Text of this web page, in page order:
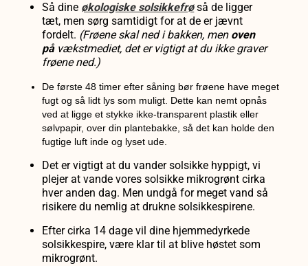
Så dine økologiske solsikkefrøså de ligger
tæt, men sørg samtidigt for at de erjævnt
fordelt. (Frøeneskal ned i bakken, men oven
på vækstmediet, det er vigtigt at du ikke graver
frøene ned.)
De første 48 timer efter såning bør frøene have meget
fugt og så lidt lys som muligt. Dette kan nemt opnås
ved at ligge et stykke ikke-transparent plastik eller
sølvpapir, over din plantebakke, så det kan holde den
fugtige luft inde og lyset ude.
Det er vigtigt at du vander solsikke hyppigt, vi
plejer at vande vores solsikke mikrogrønt cirka
hver anden dag. Men undgå for meget vand så
risikere du nemlig at drukne solsikkespirene.
Efter cirka 14 dage vil dine hjemmedyrkede
solsikkespire, være klar til at blive høstet som
mikrogrønt.